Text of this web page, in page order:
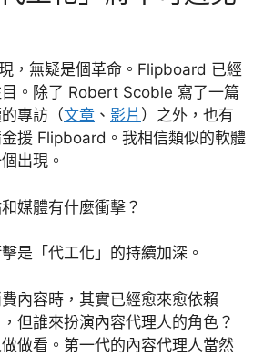
，無疑是個革命。Flipboard 已經
。除了 Robert Scoble 寫了一篇
專訪（文章 、 影片 ）之外，也有
援 Flipboard。我相信類似的軟體
出現。
媒體有什麼衝擊？
是「代工化」的持續加深。
內容時，其實已經愈來愈依賴
，但誰來扮演內容代理人的角色？
做看。第一代的內容代理人當然